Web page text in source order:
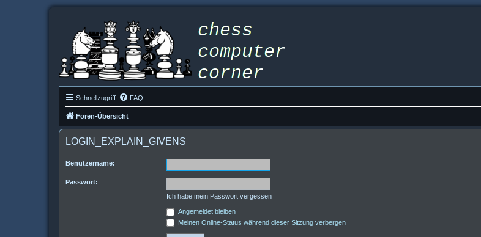
Schnellzugriff FAQ
Foren-Übersicht
LOGIN_EXPLAIN_GIVENS
Benutzername:
Passwort:
Ich habe mein Passwort vergessen
Angemeldet bleiben
Meinen Online-Status während dieser Sitzung verbergen